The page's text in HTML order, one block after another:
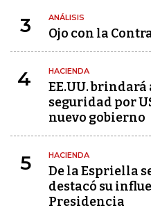
3 ANÁLISIS
Ojo con la
4 HACIENDA
EE.UU.
seguridad por
nuevo gobierno
5 HACIENDA
De la Espriella
destacó su
Presidencia